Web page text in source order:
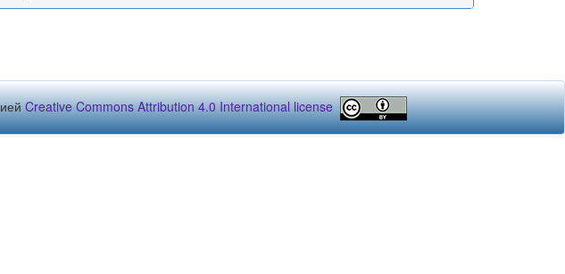
Creative Commons Attribution 4.0 International license